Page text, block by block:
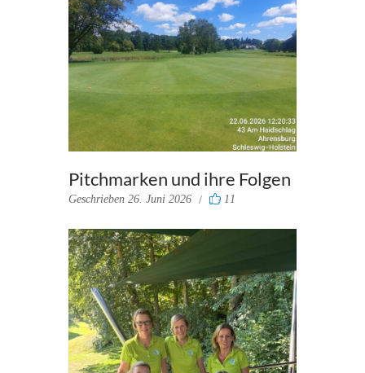
Pitchmarken und ihre Folgen
Geschrieben 26. Juni 2026 11